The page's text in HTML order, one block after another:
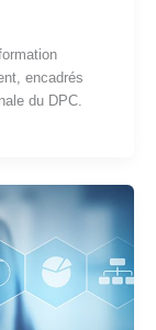
encadrés
du DPC.